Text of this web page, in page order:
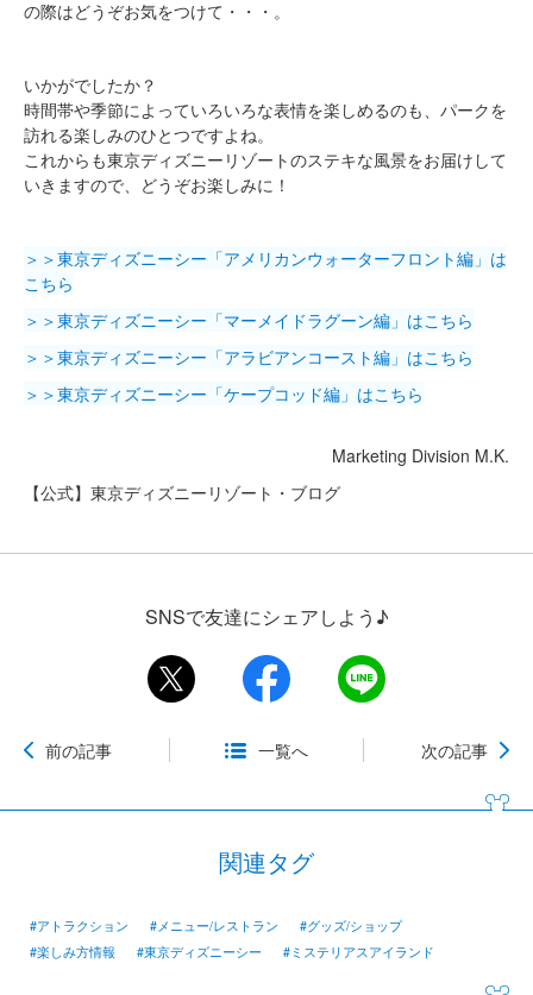
の際はどうぞお気をつけて・・・。
いかがでしたか？
時間帯や季節によっていろいろな表情を楽しめるのも、パークを
訪れる楽しみのひとつですよね。
これからも東京ディズニーリゾートのステキな風景をお届けして
いきますので、どうぞお楽しみに！
＞＞東京ディズニーシー「アメリカンウォーターフロント編」は
こちら
＞＞東京ディズニーシー「マーメイドラグーン編」はこちら
＞＞東京ディズニーシー「アラビアンコースト編」はこちら
＞＞東京ディズニーシー「ケープコッド編」はこちら
Marketing Division M.K.
【公式】東京ディズニーリゾート・ブログ
SNSで友達にシェアしよう♪
前の記事 一覧へ 次の記事
関連タグ
#アトラクション #メニュー/レストラン
#グッズ/ショップ
#楽しみ方情報
#東京ディズニーシー #ミステリアスアイランド